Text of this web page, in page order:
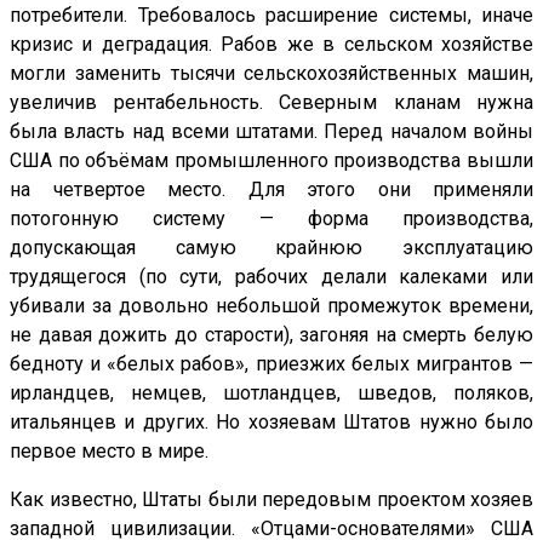
потребители. Требовалось расширение системы, иначе
кризис и деградация. Рабов же в сельском хозяйстве
могли заменить тысячи сельскохозяйственных машин,
увеличив рентабельность. Северным кланам нужна
была власть над всеми штатами. Перед началом войны
США по объёмам промышленного производства вышли
на четвертое место. Для этого они применяли
потогонную систему — форма производства,
допускающая самую крайнюю эксплуатацию
трудящегося (по сути, рабочих делали калеками или
убивали за довольно небольшой промежуток времени,
не давая дожить до старости), загоняя на смерть белую
бедноту и «белых рабов», приезжих белых мигрантов —
ирландцев, немцев, шотландцев, шведов, поляков,
итальянцев и других. Но хозяевам Штатов нужно было
первое место в мире.
Как известно, Штаты были передовым проектом хозяев
западной цивилизации. «Отцами-основателями» США